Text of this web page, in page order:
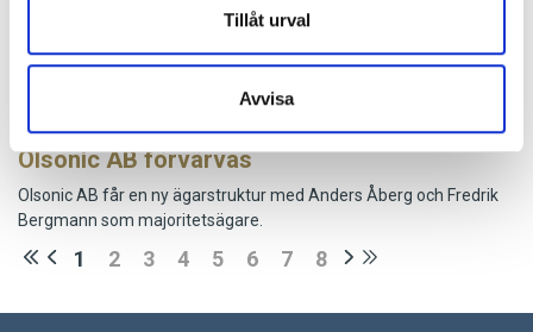
Tillåt urval
Avvisa
GCG Dealmakers Report 2026
Globala transaktioner i fokus - GCG Dealmakers Report 2026
2026-01-13
Olsonic AB förvärvas
Olsonic AB får en ny ägarstruktur med Anders Åberg och Fredrik
Bergmann som majoritetsägare.
1 2 3 4 5 6 7 8